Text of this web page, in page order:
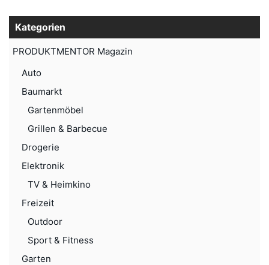
Kategorien
PRODUKTMENTOR Magazin
Auto
Baumarkt
Gartenmöbel
Grillen & Barbecue
Drogerie
Elektronik
TV & Heimkino
Freizeit
Outdoor
Sport & Fitness
Garten